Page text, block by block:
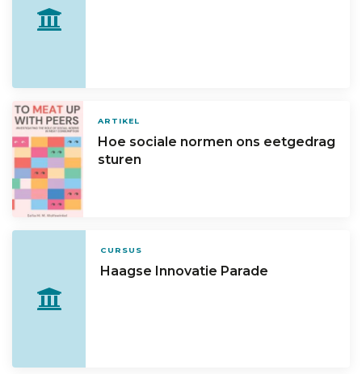
ARTIKEL
Hoe sociale normen ons eetgedrag
sturen
CURSUS
Haagse Innovatie Parade